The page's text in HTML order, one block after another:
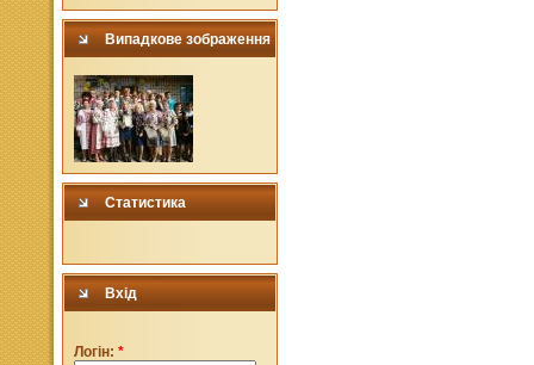
Випадкове зображення
Статистика
Вхід
Логін: *